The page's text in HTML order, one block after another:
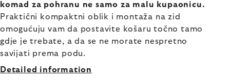
komad za pohranu ne samo za malu kupaonicu.
Praktični kompaktni oblik i montaža na zid
omogućuju vam da postavite košaru točno tamo
gdje je trebate, a da se ne morate nespretno
savijati prema podu.
Detailed information